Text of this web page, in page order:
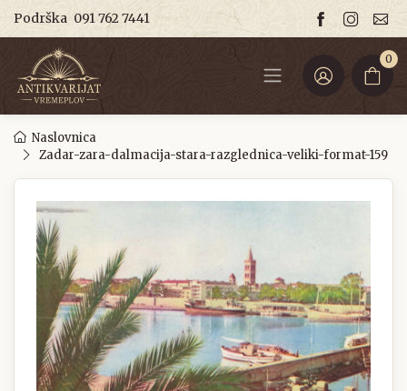
Podrška 091 762 7441
0
Naslovnica
Zadar-zara-dalmacija-stara-razglednica-veliki-format-159